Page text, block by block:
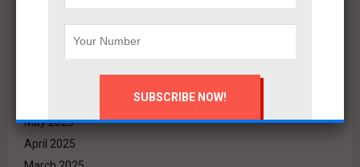
September 2025
May 2025
April 2025